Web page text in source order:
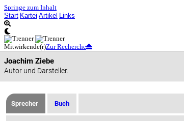
Springe zum Inhalt
Start Kartei Artikel Links
Mitwirkende(r)Zur Recherche
Joachim Ziebe
Autor und Darsteller.
Sprecher Buch